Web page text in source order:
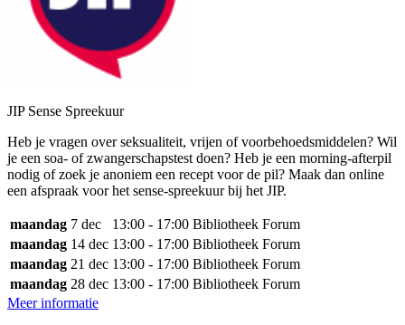
JIP Sense Spreekuur
Heb je vragen over seksualiteit, vrijen of voorbehoedsmiddelen? Wil
je een soa- of zwangerschapstest doen? Heb je een morning-afterpil
nodig of zoek je anoniem een recept voor de pil? Maak dan online
een afspraak voor het sense-spreekuur bij het JIP.
maandag 7 dec 13:00 - 17:00 Bibliotheek Forum
maandag 14 dec 13:00 - 17:00 Bibliotheek Forum
maandag 21 dec 13:00 - 17:00 Bibliotheek Forum
maandag 28 dec 13:00 - 17:00 Bibliotheek Forum
Meer informatie